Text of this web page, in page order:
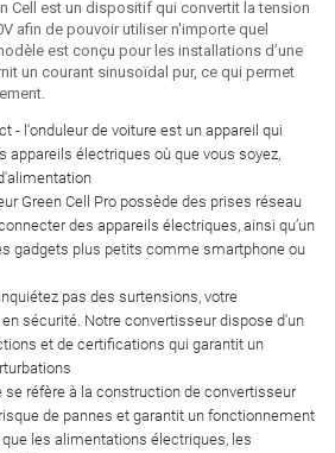
Cell est un dispositif qui convertit la tension
afin de pouvoir utiliser n'importe quel
est conçu pour les installations d’une
un courant sinusoïdal pur, ce qui permet
- l'onduleur de voiture est un appareil qui
appareils électriques où que vous soyez,
Green Cell Pro possède des prises réseau
des appareils électriques, ainsi qu’un
gadgets plus petits comme smartphone ou
pas des surtensions, votre
sécurité. Notre convertisseur dispose d'un
et de certifications qui garantit un
se réfère à la construction de convertisseur
de pannes et garantit un fonctionnement
les alimentations électriques, les